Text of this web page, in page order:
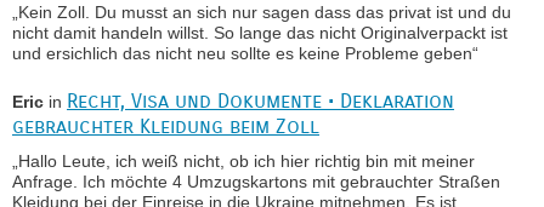
„Kein Zoll. Du musst an sich nur sagen dass das privat ist und du
nicht damit handeln willst. So lange das nicht Originalverpackt ist
und ersichlich das nicht neu sollte es keine Probleme geben“
Eric in Recht, Visa und Dokumente • Deklaration
gebrauchter Kleidung beim Zoll
„Hallo Leute, ich weiß nicht, ob ich hier richtig bin mit meiner
Anfrage. Ich möchte 4 Umzugskartons mit gebrauchter Straßen
Kleidung bei der Einreise in die Ukraine mitnehmen. Es ist